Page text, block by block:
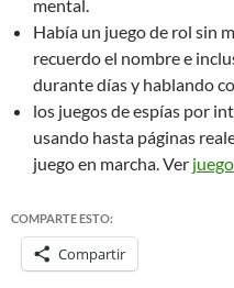
mental.
Había un juego de rol sin
recuerdo el nombre e
durante días y hablando
los juegos de espías por
usando hasta páginas
juego en marcha. Ver
COMPARTE ESTO:
Compartir